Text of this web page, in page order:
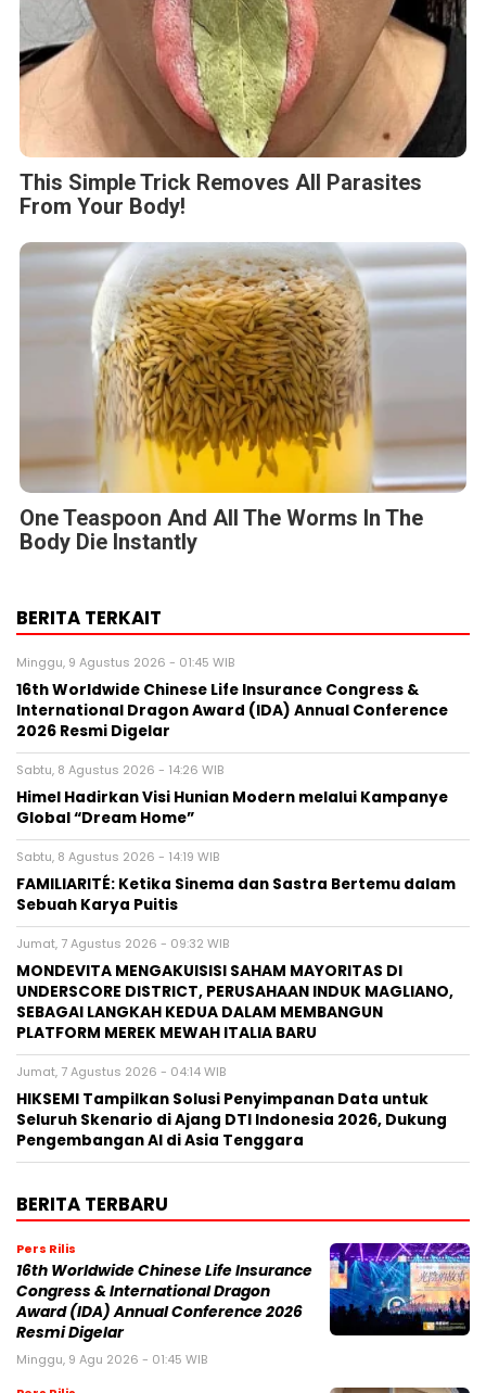
This Simple Trick Removes All Parasites
From Your Body!
One Teaspoon And All The Worms In The
Body Die Instantly
BERITA TERKAIT
Minggu, 9 Agustus 2026 - 01:45 WIB
16th Worldwide Chinese Life Insurance Congress &
International Dragon Award (IDA) Annual Conference
2026 Resmi Digelar
Sabtu, 8 Agustus 2026 - 14:26 WIB
Himel Hadirkan Visi Hunian Modern melalui Kampanye
Global “Dream Home”
Sabtu, 8 Agustus 2026 - 14:19 WIB
FAMILIARITÉ: Ketika Sinema dan Sastra Bertemu dalam
Sebuah Karya Puitis
Jumat, 7 Agustus 2026 - 09:32 WIB
MONDEVITA MENGAKUISISI SAHAM MAYORITAS DI
UNDERSCORE DISTRICT, PERUSAHAAN INDUK MAGLIANO,
SEBAGAI LANGKAH KEDUA DALAM MEMBANGUN
PLATFORM MEREK MEWAH ITALIA BARU
Jumat, 7 Agustus 2026 - 04:14 WIB
HIKSEMI Tampilkan Solusi Penyimpanan Data untuk
Seluruh Skenario di Ajang DTI Indonesia 2026, Dukung
Pengembangan AI di Asia Tenggara
BERITA TERBARU
Pers Rilis
16th Worldwide Chinese Life Insurance
Congress & International Dragon
Award (IDA) Annual Conference 2026
Resmi Digelar
Minggu, 9 Agu 2026 - 01:45 WIB